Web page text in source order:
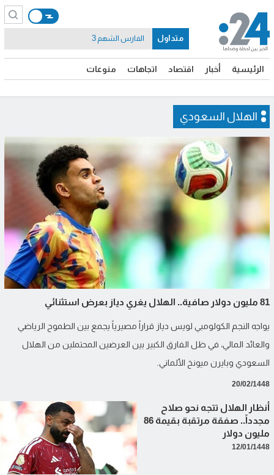
الرئيسية أخبار اقتصاد اتجاهات منوعات
متداول الفارس الشهم 3
الهلال السعودي
81 مليون دولار صافية.. الهلال يغري دياز بعرض استثنائي
يواجه النجم الكولومبي لويس دياز قراراً مصيرياً يجمع بين الطموح الرياضي
والعائد المالي، في ظل الفارق الكبير بين العرضين المحتملين من الهلال
السعودي وبايرن ميونخ الألماني.
20/02/1448
أنظار الهلال تتجه نحو صلاح
مجدداً.. صفقة مرتقبة بقيمة 86
مليون دولار
12/01/1448